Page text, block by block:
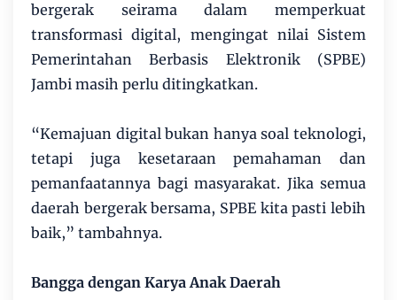
bergerak seirama dalam memperkuat
transformasi digital, mengingat nilai Sistem
Pemerintahan Berbasis Elektronik (SPBE)
Jambi masih perlu ditingkatkan.
“Kemajuan digital bukan hanya soal teknologi,
tetapi juga kesetaraan pemahaman dan
pemanfaatannya bagi masyarakat. Jika semua
daerah bergerak bersama, SPBE kita pasti lebih
baik,” tambahnya.
Bangga dengan Karya Anak Daerah